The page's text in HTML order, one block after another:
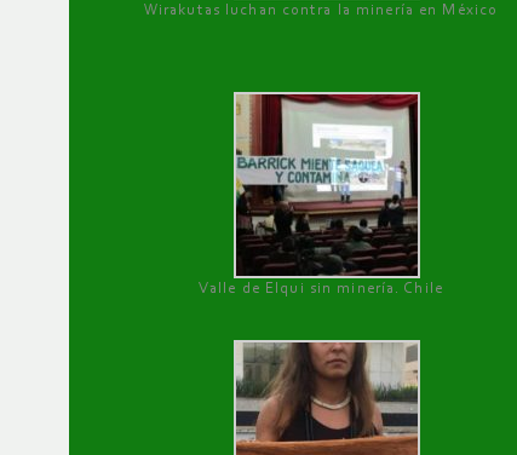
Wirakutas luchan contra la minería en México
Valle de Elqui sin minería. Chile